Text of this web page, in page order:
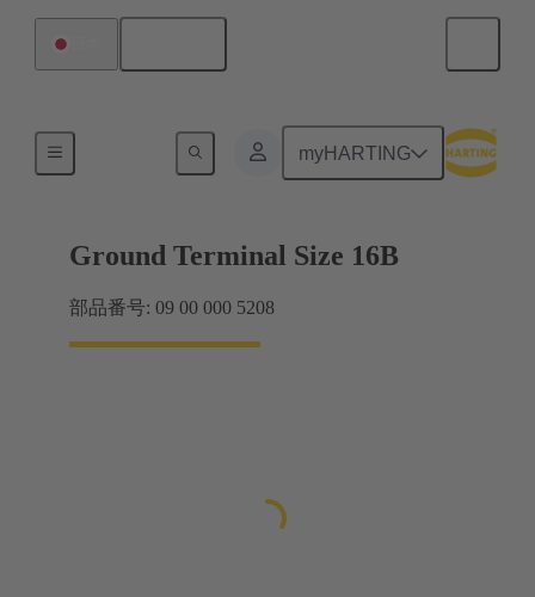
myHARTING
シールドフレーム グリップフレーム
Ground Terminal Size 16B
部品番号: 09 00 000 5208